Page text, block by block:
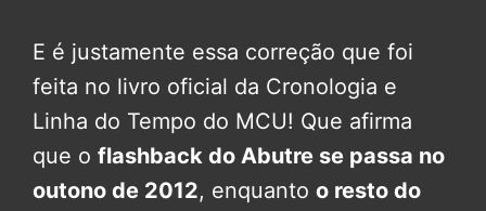
E é justamente essa correção que foi
feita no livro oficial da Cronologia e
Linha do Tempo do MCU! Que afirma
que o flashback do Abutre se passa no
outono de 2012, enquanto o resto do